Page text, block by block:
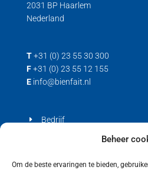
Beheer
Om de beste ervaringen te bieden,
2031 BP Haarlem
Nederland
T +31 (0) 23 55 30 300
F +31 (0) 23 55 12 155
E info@bienfait.nl
Bedrijf